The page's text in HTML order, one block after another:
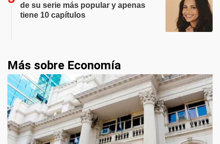
de su serie más popular y apenas
tiene 10 capítulos
Más sobre Economía